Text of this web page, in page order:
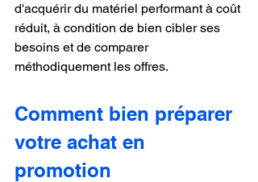
d'acquérir du matériel performant à coût
réduit, à condition de bien cibler ses
besoins et de comparer
méthodiquement les offres.
Comment bien préparer
votre achat en
promotion